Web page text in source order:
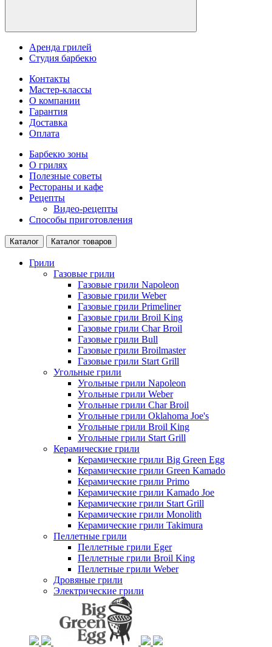
Аренда грилей
Студия барбекю
Контакты
Мастер-классы
О компании
Гарантия
Доставка
Оплата
Барбекю зоны
О грилях
Полезные советы
Рестораны и кафе
Рецепты
Видео-рецепты
Способы приготовления
Каталог Каталог товаров
Грили
Газовые грили
Газовые грили Napoleon
Газовые грили Weber
Газовые грили Primeliner
Газовые грили Broil King
Газовые грили Char Broil
Газовые грили Bull
Газовые грили Broilmaster
Газовые грили Start Grill
Угольные грили
Угольные грили Napoleon
Угольные грили Weber
Угольные грили Char Broil
Угольные грили Oklahoma Joe's
Угольные грили Broil King
Угольные грили Start Grill
Керамические грили
Керамические грили Big Green Egg
Керамические грили Green Kamado
Керамические грили Primo
Керамические грили Kamado Joe
Керамические грили Start Grill
Керамические грили Monolith
Керамические грили Takimura
Пеллетные грили
Пеллетные грили Eger
Пеллетные грили Broil King
Пеллетные грили Weber
Дровяные грили
Электрические грили